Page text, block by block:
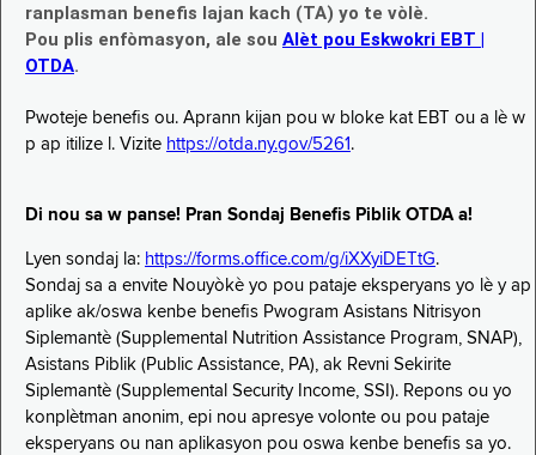
ranplasman benefis lajan kach (TA) yo te vòlè.
Pou plis enfòmasyon, ale sou Alèt pou Eskwokri EBT |
OTDA.
Pwoteje benefis ou. Aprann kijan pou w bloke kat EBT ou a lè w
p ap itilize l. Vizite https://otda.ny.gov/5261 .
Di nou sa w panse! Pran Sondaj Benefis Piblik OTDA a!
Lyen sondaj la: https://forms.office.com/g/iXXyiDETtG.
Sondaj sa a envite Nouyòkè yo pou pataje eksperyans yo lè y ap
aplike ak/oswa kenbe benefis Pwogram Asistans Nitrisyon
Siplemantè (Supplemental Nutrition Assistance Program, SNAP),
Asistans Piblik (Public Assistance, PA), ak Revni Sekirite
Siplemantè (Supplemental Security Income, SSI). Repons ou yo
konplètman anonim, epi nou apresye volonte ou pou pataje
eksperyans ou nan aplikasyon pou oswa kenbe benefis sa yo.